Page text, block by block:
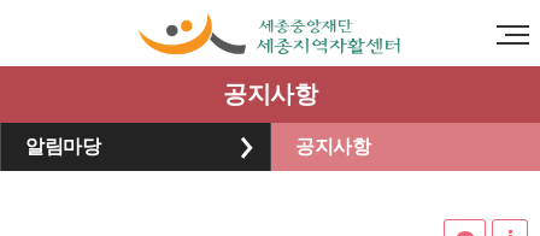
공지사항
알림마당 공지사항